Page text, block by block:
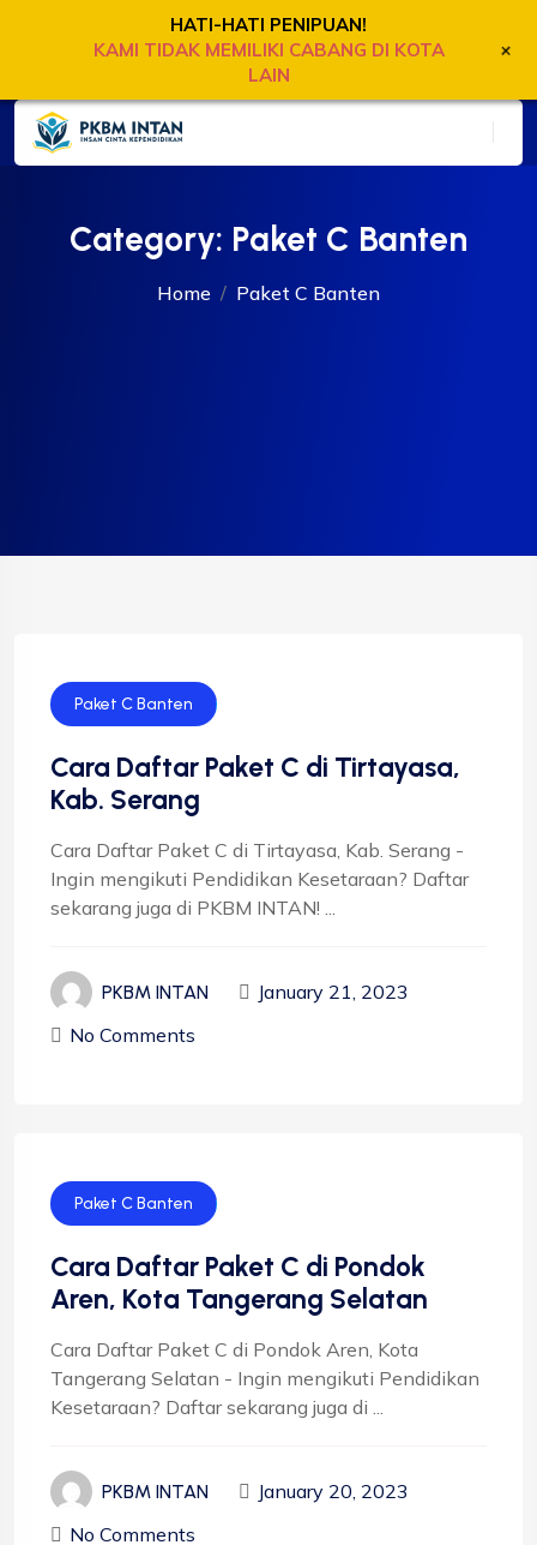
Category: Paket C Banten
Home Paket C Banten
Paket C Banten
Cara Daftar Paket C di Tirtayasa,
Kab. Serang
Cara Daftar Paket C di Tirtayasa, Kab. Serang -
Ingin mengikuti Pendidikan Kesetaraan? Daftar
sekarang juga di PKBM INTAN! ...
PKBM INTAN
January 21, 2023
No Comments
Paket C Banten
Cara Daftar Paket C di Pondok
Aren, Kota Tangerang Selatan
Cara Daftar Paket C di Pondok Aren, Kota
Tangerang Selatan - Ingin mengikuti Pendidikan
Kesetaraan? Daftar sekarang juga di ...
PKBM INTAN
January 20, 2023
No Comments
HATI-HATI PENIPUAN!
KAMI TIDAK MEMILIKI CABANG DI KOTA
LAIN
+